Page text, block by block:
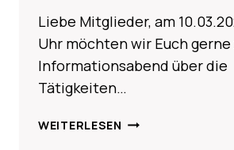
Liebe Mitglieder, am
Uhr möchten wir Euch
Informationsabend über die
Tätigkeiten…
WEITERLESEN INFOABEND